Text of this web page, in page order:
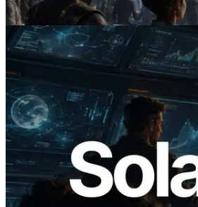
閱讀此文章
2026.05.24